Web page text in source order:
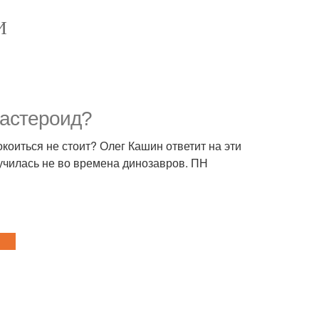
не стоит? Олег Кашин ответит на эти
не во времена динозавров. ПН